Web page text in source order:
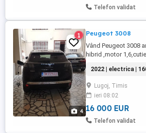
Telefon validat
4
1 Peugeot 3008
Vând Peugeot 3008
hibrid ,motor
detali la telefon
2022 | electrica |
Lugoj, Timis
ieri 08:02
16 000 EUR
Telefon validat